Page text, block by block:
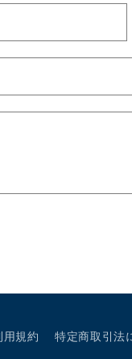
ム
用規約 特定商取引法